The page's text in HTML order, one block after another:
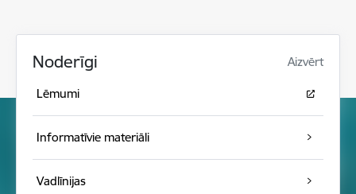
Noderīgi Aizvērt
Lēmumi
Informatīvie materiāli
Vadlīnijas